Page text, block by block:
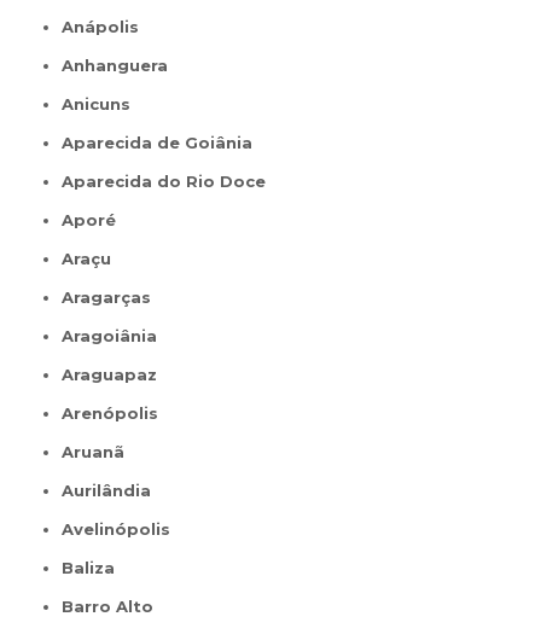
Anápolis
Anhanguera
Anicuns
Aparecida de Goiânia
Aparecida do Rio Doce
Aporé
Araçu
Aragarças
Aragoiânia
Araguapaz
Arenópolis
Aruanã
Aurilândia
Avelinópolis
Baliza
Barro Alto